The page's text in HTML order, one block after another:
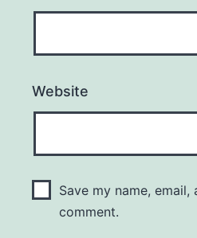
Website
Save my name,
comment.